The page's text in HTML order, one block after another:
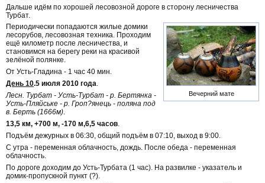
Дальше идём по хорошей лесовозной дороге в сторону лесничества
Турбат.
Вечерний мате
Периодически попадаются жилые домики
лесорубов, лесовозная техника. Проходим
ещё километр после лесничества, и
становимся на берегу реки на красивой
зелёной полянке.
От Усть-Гладина - 1 час 40 мин.
День 10.5 июля 2010 года.
Лесн. Турбат - Усть-Турбат - р. Бертянка -
Усть-Пляйське - р. Гроп?янець - поляна под
в. Берть (1666м).
13,5 км, +700 м, -170 м,6,5 часов.
Подъём дежурных в 06:30, общий подъём в 07:10, выход в 9:00.
С утра - переменная облачность, дождь. После обеда - переменная
облачность.
По дороге доходим до Усть-Турбата (1 час). На развилке - указатель и
домик-пропускной пункт (?).